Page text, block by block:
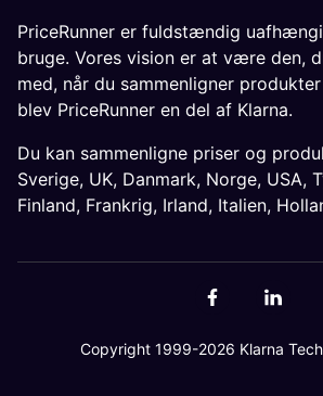
PriceRunner er fuldstændig
bruge. Vores vision er at være den,
med, når du sammenligner
blev PriceRunner en del af Klarna.
Du kan sammenligne priser og
Sverige, UK, Danmark, Norge, USA,
Finland, Frankrig, Irland, Italien,
Copyright 1999-2026 Klarna